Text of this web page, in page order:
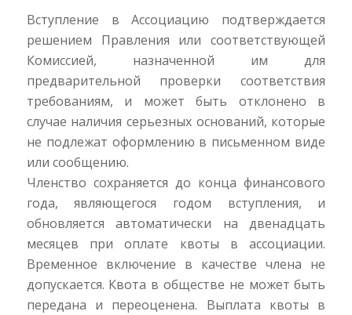
Вступление в Ассоциацию подтверждается
решением Правления или соответствующей
Комиссией, назначенной им для
предварительной проверки соответствия
требованиям, и может быть отклонено в
случае наличия серьезных оснований, которые
не подлежат оформлению в письменном виде
или сообщению.
Членство сохраняется до конца финансового
года, являющегося годом вступления, и
обновляется автоматически на двенадцать
месяцев при оплате квоты в ассоциации.
Временное включение в качестве члена не
допускается. Квота в обществе не может быть
передана и переоценена. Выплата квоты в